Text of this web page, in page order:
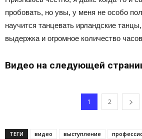
пробовать, но увы, у меня не особо
научится танцевать ирландские
выдержка и огромное количество
Видео на следующей
1 2
ТЕГИ видео выступление